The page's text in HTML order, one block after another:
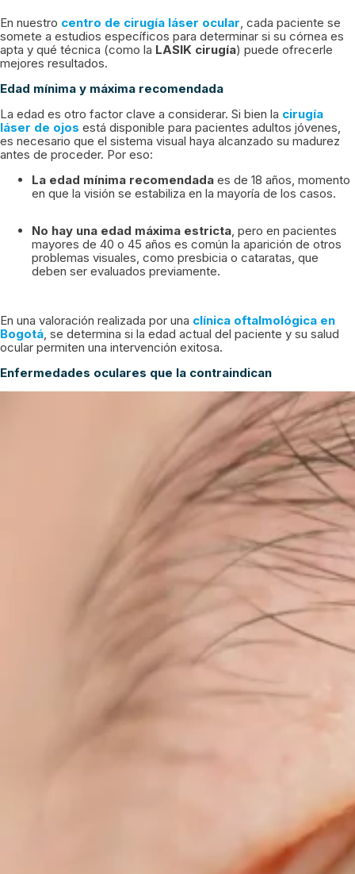
En nuestro centro de cirugía láser ocular, cada paciente se
somete a estudios específicos para determinar si su córnea es
apta y qué técnica (como la LASIK cirugía) puede ofrecerle
mejores resultados.
Edad mínima y máxima recomendada
La edad es otro factor clave a considerar. Si bien la cirugía
láser de ojos está disponible para pacientes adultos jóvenes,
es necesario que el sistema visual haya alcanzado su madurez
antes de proceder. Por eso:
La edad mínima recomendada es de 18 años, momento
en que la visión se estabiliza en la mayoría de los casos.
No hay una edad máxima estricta, pero en pacientes
mayores de 40 o 45 años es común la aparición de otros
problemas visuales, como presbicia o cataratas, que
deben ser evaluados previamente.
En una valoración realizada por una clínica oftalmológica en
Bogotá, se determina si la edad actual del paciente y su salud
ocular permiten una intervención exitosa.
Enfermedades oculares que la contraindican